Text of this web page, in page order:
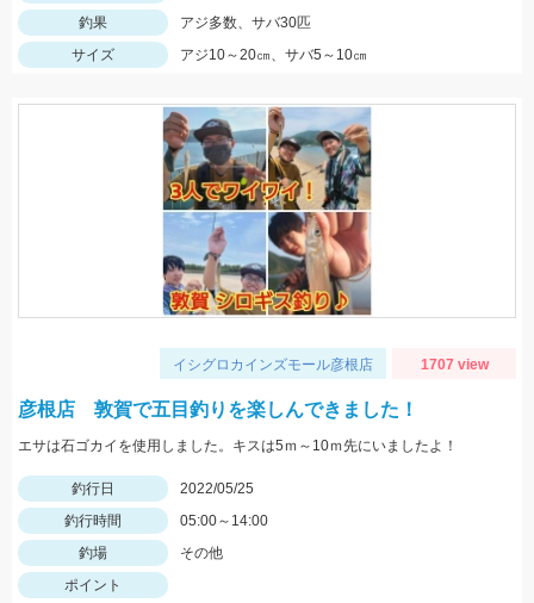
釣果
アジ多数、サバ30匹
サイズ
アジ10～20㎝、サバ5～10㎝
イシグロカインズモール彦根店 1707 view
彦根店 敦賀で五目釣りを楽しんできました！
エサは石ゴカイを使用しました。キスは5ｍ～10ｍ先にいましたよ！
釣行日
2022/05/25
釣行時間
05:00～14:00
釣場
その他
ポイント